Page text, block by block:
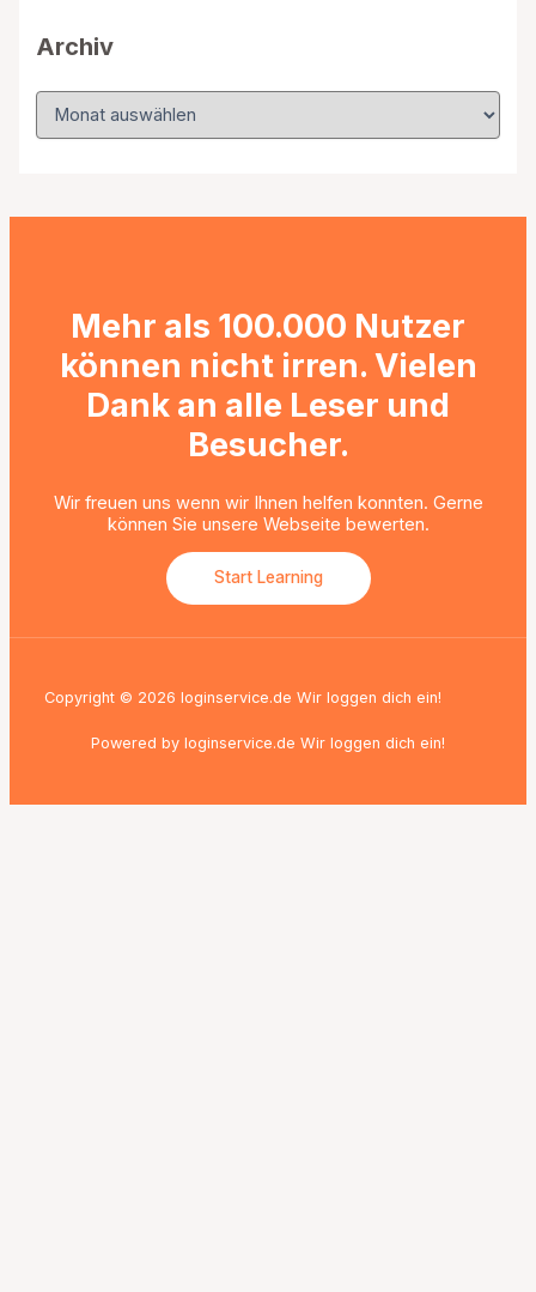
Archiv
A
v
Mehr als 100.000 Nutzer
können nicht irren. Vielen
Dank an alle Leser und
Besucher.
Wir freuen uns wenn wir Ihnen helfen konnten. Gerne
können Sie unsere Webseite bewerten.
Start Learning
Copyright © 2026 loginservice.de Wir loggen dich ein!
Powered by loginservice.de Wir loggen dich ein!